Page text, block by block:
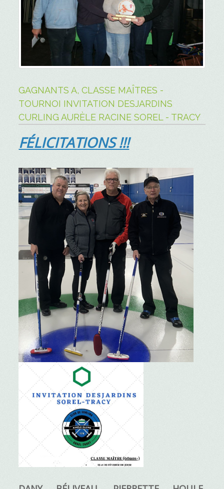
GAGNANTS A, CLASSE MAÎTRES -
TOURNOI INVITATION DESJARDINS
CURLING AURÈLE RACINE SOREL - TRACY
FÉLICITATIONS !!!